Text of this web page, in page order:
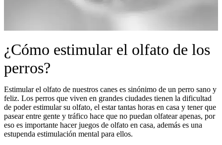
¿Cómo estimular el olfato de los
perros?
Estimular el olfato de nuestros canes es sinónimo de un perro sano y
feliz. Los perros que viven en grandes ciudades tienen la dificultad
de poder estimular su olfato, el estar tantas horas en casa y tener que
pasear entre gente y tráfico hace que no puedan olfatear apenas, por
eso es importante hacer juegos de olfato en casa, además es una
estupenda estimulación mental para ellos.